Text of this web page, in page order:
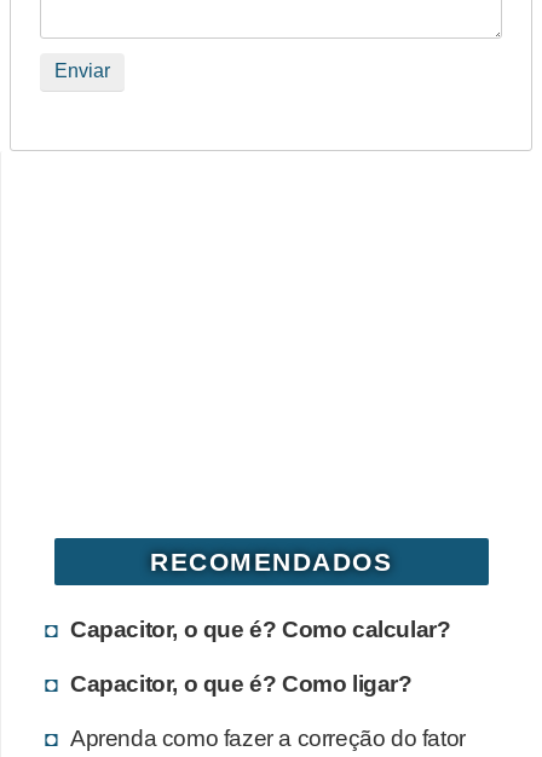
RECOMENDADOS
Capacitor, o que é? Como calcular?
Capacitor, o que é? Como ligar?
Aprenda como fazer a correção do fator